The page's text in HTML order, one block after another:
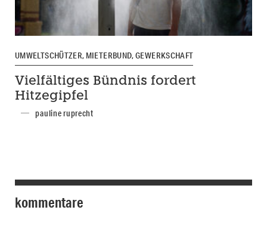
UMWELTSCHÜTZER, MIETERBUND, GEWERKSCHAFT
Vielfältiges Bündnis fordert
Hitzegipfel
pauline ruprecht
kommentare